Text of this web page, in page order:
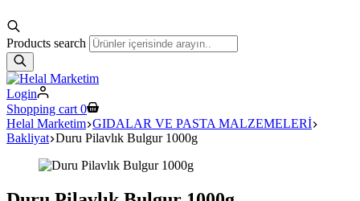
Products search
Login
Shopping cart 0
Helal Marketim GIDALAR VE PASTA MALZEMELERİ
Bakliyat Duru Pilavlık Bulgur 1000g